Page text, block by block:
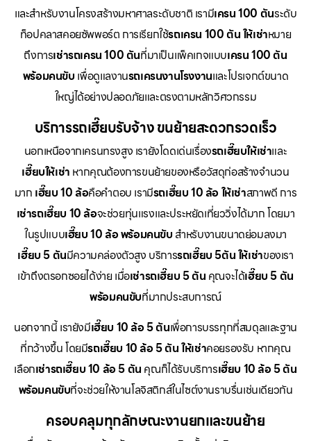
และสำหรับงานโครงสร้างมหาศาลระดับชาติ เรามีเครน 100 ตันระดับ
ท็อปคลาสคอยซัพพอร์ต การเรียกใช้รถเครน 100 ตัน ให้เช่าหมาย
ถึงการเช่ารถเครน 100 ตันที่มาเป็นแพ็คเกจแบบเครน 100 ตัน
พร้อมคนขับ เพื่อดูแลงานรถเครนงานโรงงานและโปรเจกต์ขนาด
ใหญ่ได้อย่างปลอดภัยและตรงตามหลักวิศวกรรม
บริการรถเฮี๊ยบรับจ้าง ขนย้ายสะดวกรวดเร็ว
นอกเหนือจากเครนทรงสูง เรายังโดดเด่นเรื่องรถเฮี๊ยบให้เช่าและ
เฮี๊ยบให้เช่า หากคุณต้องการขนย้ายของหรือวัสดุก่อสร้างจำนวน
มาก เฮี๊ยบ 10 ล้อคือคำตอบ เรามีรถเฮี๊ยบ 10 ล้อ ให้เช่าสภาพดี การ
เช่ารถเฮี๊ยบ 10 ล้อจะช่วยทุ่นแรงและประหยัดเที่ยววิ่งได้มาก โดยมา
ในรูปแบบเฮี๊ยบ 10 ล้อ พร้อมคนขับ สำหรับงานขนาดย่อมลงมา
เฮี๊ยบ 5 ตันมีความคล่องตัวสูง บริการรถเฮี๊ยบ 5ตัน ให้เช่าของเรา
เข้าถึงตรอกซอยได้ง่าย เมื่อเช่ารถเฮี๊ยบ 5 ตัน คุณจะได้เฮี๊ยบ 5 ตัน
พร้อมคนขับที่มากประสบการณ์
นอกจากนี้ เรายังมีเฮี๊ยบ 10 ล้อ 5 ตันเพื่อการบรรทุกที่สมดุลและฐาน
ที่กว้างขึ้น โดยมีรถเฮี๊ยบ 10 ล้อ 5 ตัน ให้เช่าคอยรองรับ หากคุณ
เลือกเช่ารถเฮี๊ยบ 10 ล้อ 5 ตัน คุณก็ได้รับบริการเฮี๊ยบ 10 ล้อ 5 ตัน
พร้อมคนขับที่จะช่วยให้งานโลจิสติกส์ในไซต์งานราบรื่นเช่นเดียวกัน
ครอบคลุมทุกลักษณะงานยกและขนย้าย